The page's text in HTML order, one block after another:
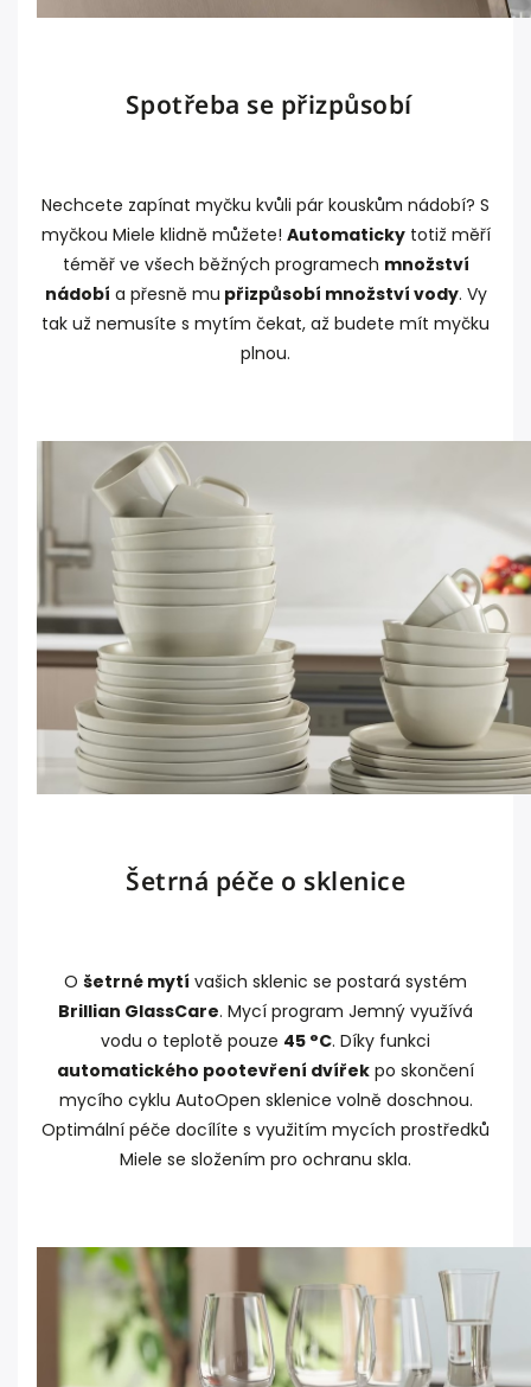
Spotřeba se přizpůsobí
Nechcete zapínat myčku kvůli pár kouskům nádobí? S
myčkou Miele klidně můžete! Automatickytotiž měří
téměř ve všech běžných programech množství
nádobí a přesně mu přizpůsobí množství vody. Vy
tak už nemusíte s mytím čekat, až budete mít myčku
plnou.
Šetrná péče o sklenice
O šetrné mytí vašich sklenic se postará systém
Brillian GlassCare. Mycí program Jemný využívá
vodu o teplotě pouze 45 °C. Díky funkci
automatického pootevření dvířek po skončení
mycího cyklu AutoOpen sklenice volně doschnou.
Optimální péče docílíte s využitím mycích prostředků
Miele se složením pro ochranu skla.